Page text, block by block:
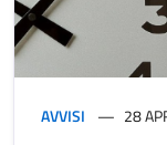
AVVISI 28